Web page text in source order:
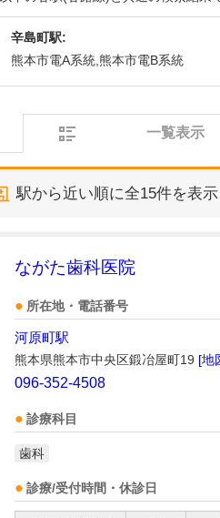
辛島町駅:
熊本市電A系統,熊本市電B系統
一覧表示
駅から近い順に全15件を表示
ながた歯科医院
所在地・電話番号
河原町駅
熊本県熊本市中央区鍛冶屋町19 [地
096-352-4508
診療科目
歯科
診療/受付時間・休診日